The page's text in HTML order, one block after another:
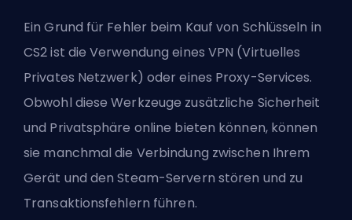
Ein Grund für Fehler beim Kauf von Schlüsseln in
CS2 ist die Verwendung eines VPN (Virtuelles
Privates Netzwerk) oder eines Proxy-Services.
Obwohl diese Werkzeuge zusätzliche Sicherheit
und Privatsphäre online bieten können, können
sie manchmal die Verbindung zwischen Ihrem
Gerät und den Steam-Servern stören und zu
Transaktionsfehlern führen.